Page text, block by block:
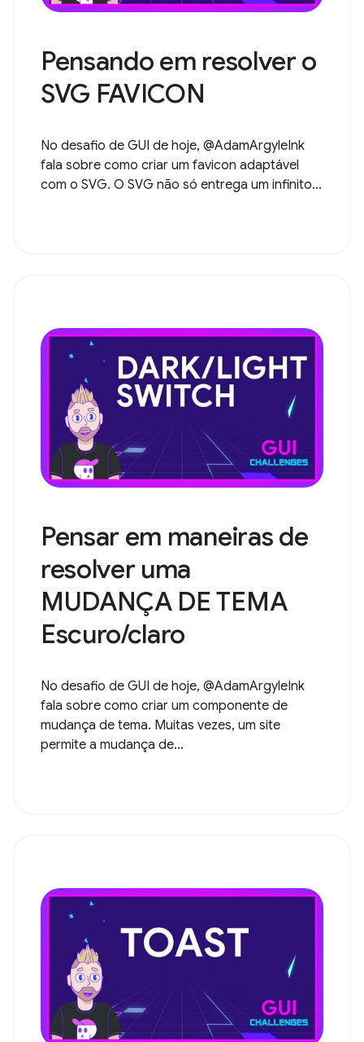
Pensando em resolver o
SVG FAVICON
No desafio de GUI de hoje, @AdamArgyleInk
fala sobre como criar um favicon adaptável
com o SVG. O SVG não só entrega um infinito...
Pensar em maneiras de
resolver uma
MUDANÇA DE TEMA
Escuro/claro
No desafio de GUI de hoje, @AdamArgyleInk
fala sobre como criar um componente de
mudança de tema. Muitas vezes, um site
permite a mudança de...